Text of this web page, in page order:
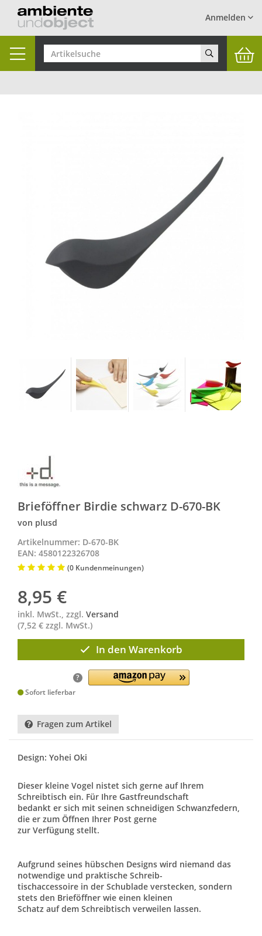
Anmelden
Toggle
navigation
Brieföffner Birdie schwarz D-670-BK
von plusd
Artikelnummer: D-670-BK
EAN: 4580122326708
(0 Kundenmeinungen)
8,95 €
inkl. MwSt., zzgl. Versand
(7,52 € zzgl. MwSt.)
In den Warenkorb
?
Sofort lieferbar
Fragen zum Artikel
Design: Yohei Oki
Dieser kleine Vogel nistet sich gerne auf Ihrem
Schreibtisch ein. Für Ihre Gastfreundschaft
bedankt er sich mit seinen schneidigen Schwanzfedern,
die er zum Öffnen Ihrer Post gerne
zur Verfügung stellt.
Aufgrund seines hübschen Designs wird niemand das
notwendige und praktische Schreib-
tischaccessoire in der Schublade verstecken, sondern
stets den Brieföffner wie einen kleinen
Schatz auf dem Schreibtisch verweilen lassen.